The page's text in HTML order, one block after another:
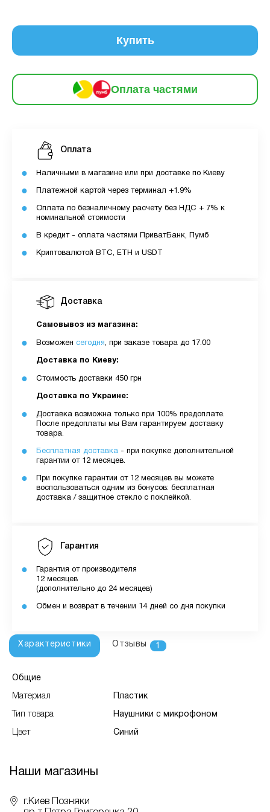
Купить
Оплата частями
придбати товар в розстрочку.
Максимальна сума розстрочки дорівнює
вашому доступному ліміту в додатку.
З боку ПУМБ немає жодних прихованих комісій
чи прихованих платежів.
MyCloudStore.
Доставка
Самовывоз из магазина:
Возможен сегодня, при заказе товара до 17.00
Доставка по Киеву:
Стоимость доставки 450 грн
Доставка по Украине:
Доставка возможна только при 100% предоплате.
После предоплаты мы Вам гарантируем доставку
товара.
Бесплатная доставка - при покупке дополнительной
гарантии от 12 месяцев.
При покупке гарантии от 12 месяцев вы можете
воспользоваться одним из бонусов: бесплатная
доставка / защитное стекло с поклейкой.
Гарантия
Гарантия от производителя
12 месяцев
(дополнительно до 24 месяцев)
Обмен и возврат в течении 14 дней со дня покупки
Оплата
Наличными в магазине или при доставке по Киеву
Платежной картой через терминал +1.9%
Оплата по безналичному расчету без НДС + 7% к
номинальной стоимости
В кредит - оплата частями ПриватБанк, Пумб
Криптовалютой BTC, ETH и USDT
Характеристики Отзывы 1
Общие
Материал Пластик
Тип товара Наушники с микрофоном
Цвет Синий
Наши магазины
г.Киев Позняки